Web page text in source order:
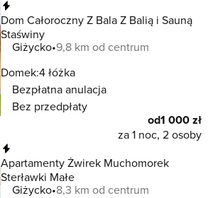
Dom Całoroczny Z Bala Z Balią i Sauną
Staświny
Giżycko 9,8 km od centrum
Domek:4 łóżka
Bezpłatna anulacja
Bez przedpłaty
od1 000 zł
za 1 noc, 2 osoby
Apartamenty Żwirek Muchomorek
Sterławki Małe
Giżycko 8,3 km od centrum